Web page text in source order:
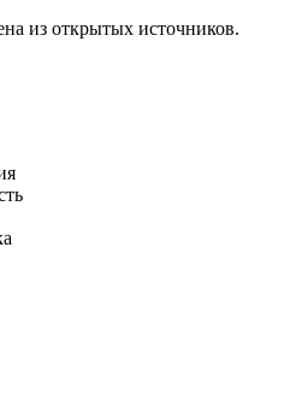
из открытых источников.